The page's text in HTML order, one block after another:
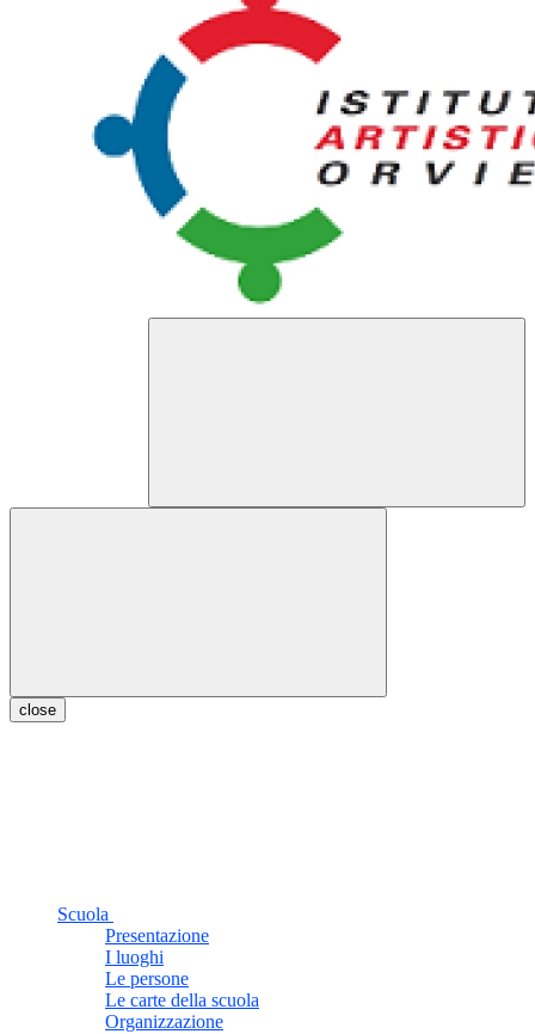
close
Scuola
Presentazione
I luoghi
Le persone
Le carte della scuola
Organizzazione